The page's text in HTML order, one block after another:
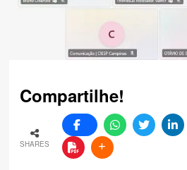
Compartilhe!
SHARES